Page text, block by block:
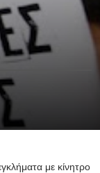
με κίνητρο